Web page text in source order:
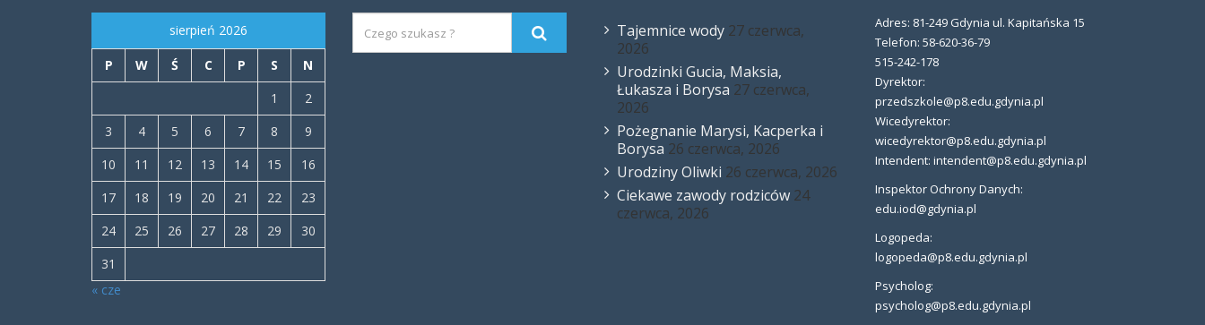
sierpień 2026
P W Ś C P S
N
1
2
3
4 5 6 7 8
9
10
11 12 13 14 15
16
17
18 19 20 21 22
23
24
25 26 27 28 29
30
31
« cze
Tajemnice wody 27 czerwca,
2026
Urodzinki Gucia, Maksia,
Łukasza i Borysa 27 czerwca,
2026
Pożegnanie Marysi, Kacperka i
Borysa 26 czerwca, 2026
Urodziny Oliwki 26 czerwca, 2026
Ciekawe zawody rodziców 24
czerwca, 2026
Adres: 81-249 Gdynia ul. Kapitańska 15
Telefon: 58-620-36-79
515-242-178
Dyrektor:
przedszkole@p8.edu.gdynia.pl
Wicedyrektor:
wicedyrektor@p8.edu.gdynia.pl
Intendent: intendent@p8.edu.gdynia.pl
Inspektor Ochrony Danych:
edu.iod@gdynia.pl
Logopeda:
logopeda@p8.edu.gdynia.pl
Psycholog:
psycholog@p8.edu.gdynia.pl